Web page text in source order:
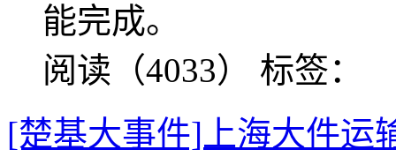
能完成。
阅读（4033） 标签：
[楚基大事件]上海大件运